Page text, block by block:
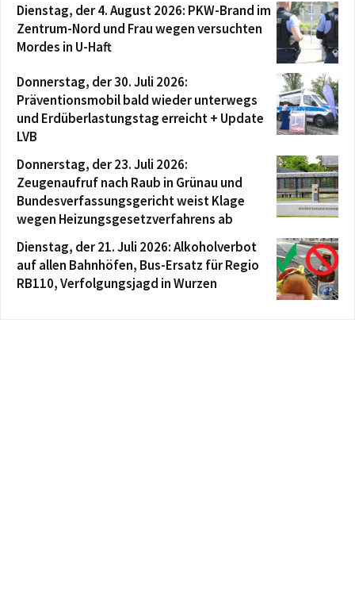
Dienstag, der 4. August 2026: PKW-Brand im
Zentrum-Nord und Frau wegen versuchten
Mordes in U-Haft
Donnerstag, der 30. Juli 2026:
Präventionsmobil bald wieder unterwegs
und Erdüberlastungstag erreicht + Update
LVB
Donnerstag, der 23. Juli 2026:
Zeugenaufruf nach Raub in Grünau und
Bundesverfassungsgericht weist Klage
wegen Heizungsgesetzverfahrens ab
Dienstag, der 21. Juli 2026: Alkoholverbot
auf allen Bahnhöfen, Bus-Ersatz für Regio
RB110, Verfolgungsjagd in Wurzen